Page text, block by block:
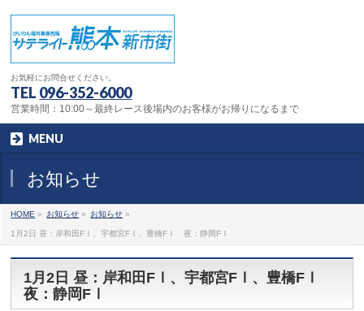
お気軽にお問合せください。
TEL 096-352-6000
営業時間：10:00～最終レース後場内のお客様がお帰りになるまで
MENU
お知らせ
HOME » お知らせ » お知らせ »
1月2日 昼：岸和田FⅠ、宇都宮FⅠ、豊橋FⅠ 夜：静岡FⅠ
1月2日 昼：岸和田FⅠ、宇都宮FⅠ、豊橋FⅠ
夜：静岡FⅠ